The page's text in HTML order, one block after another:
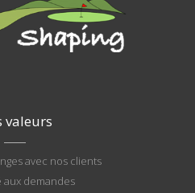
valeurs
avec nos clients
aux demandes